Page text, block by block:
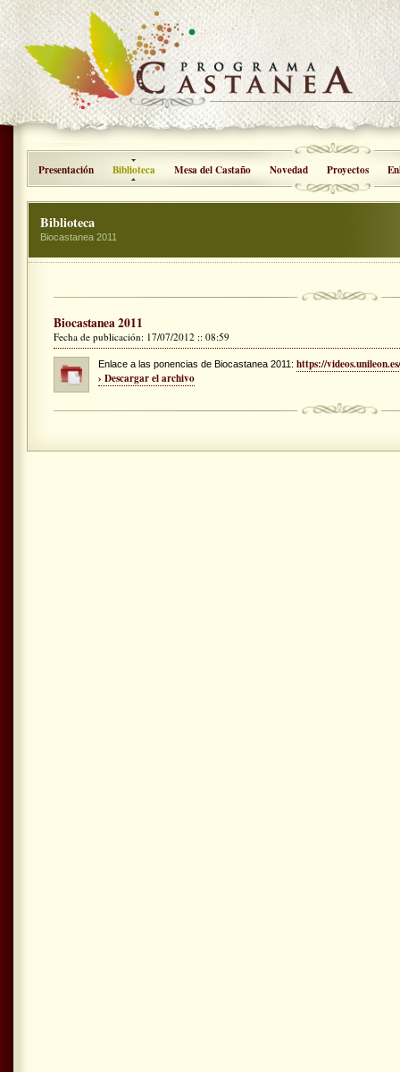
Presentación Biblioteca Mesa del Castaño Novedad Proyectos
Biblioteca
Biocastanea 2011
Biocastanea 2011
Fecha de publicación: 17/07/2012 :: 08:59
Enlace a las ponencias de Biocastanea 2011: https://
› Descargar el archivo